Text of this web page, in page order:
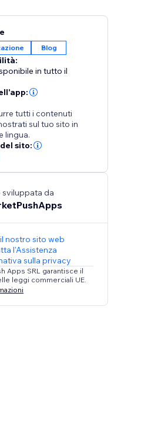
Blog
in tutto il
tutti i contenuti
sul tuo sito in
lingua.
sito:
sviluppata da
nostro sito web
l'Assistenza
sulla privacy
Apps SRL garantisce il
leggi commerciali UE.